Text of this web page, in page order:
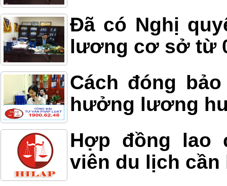
Đã có Nghị
lương cơ sở từ
Cách đóng
hưởng lương
Hợp đồng lao
viên du lịch